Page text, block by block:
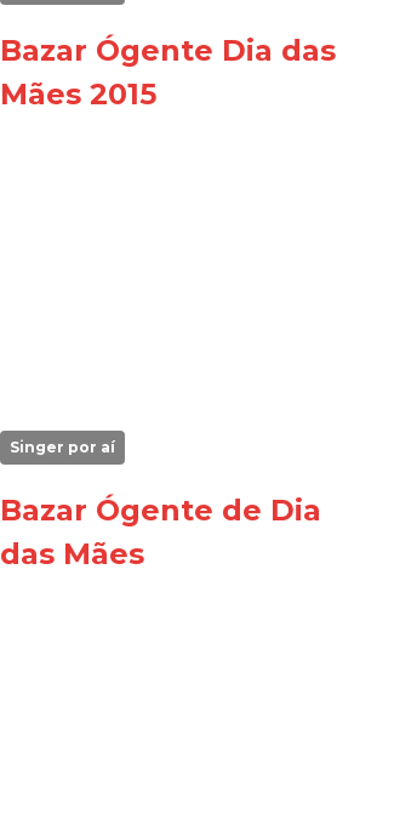
Bazar Ógente Dia das
Mães 2015
Singer por aí
Bazar Ógente de Dia
das Mães